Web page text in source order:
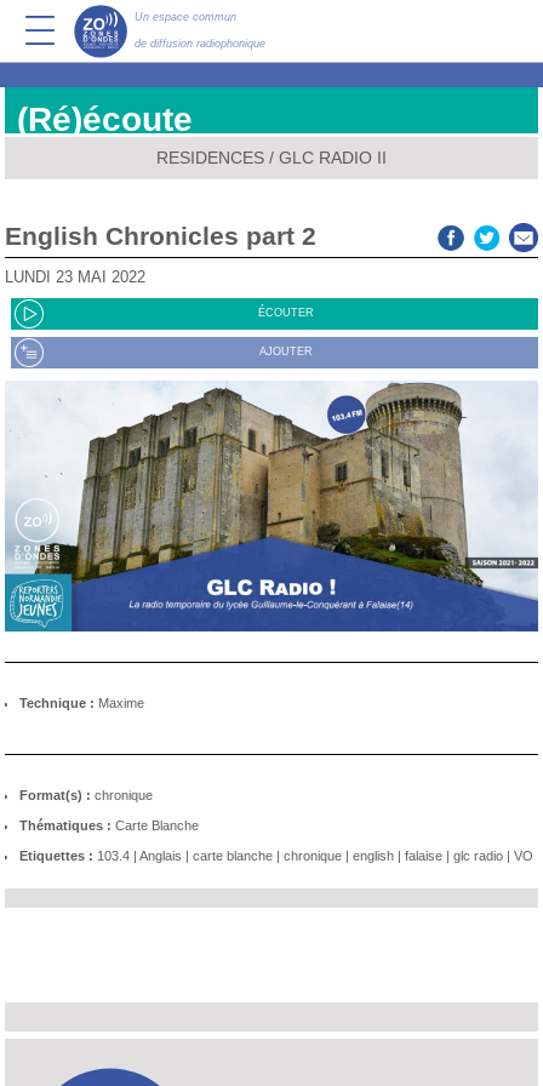
Un espace commun
de diffusion radiophonique
(Ré)écoute
RESIDENCES / GLC RADIO II
English Chronicles part 2
LUNDI 23 MAI 2022
ÉCOUTER
AJOUTER
Technique : Maxime
Format(s) : chronique
Thématiques : Carte Blanche
Etiquettes : 103.4 | Anglais | carte blanche | chronique | english | falaise | glc radio | VO